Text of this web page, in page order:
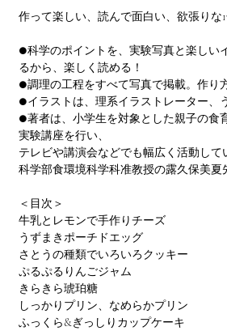
作って楽しい、読んで面白い、欲張りな1
●科学のポイントを、実験写真と楽しい
るから、楽しく読める！
●調理の工程をすべて写真で掲載。作り
●イラストは、理系イラストレーター、
●著者は、小学生を対象とした親子の食
実験講座を行い、
テレビや講演会などでも幅広く活動し
科学部食環境科学科准教授の露久保美夏
＜目次＞
牛乳とレモンで手作りチーズ
うずまきポーチドエッグ
さとうの種類でいろいろクッキー
ぷるぷるりんごジャム
きらきら琥珀糖
しっかりプリン、なめらかプリン
ふっくら&ぎっしりカップケーキ